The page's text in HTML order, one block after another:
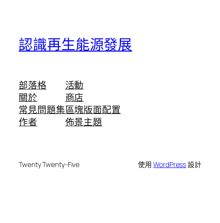
認識再生能源發展
部落格
關於
常見問題集
作者
活動
商店
區塊版面配置
佈景主題
Twenty Twenty-Five 使用WordPress設計